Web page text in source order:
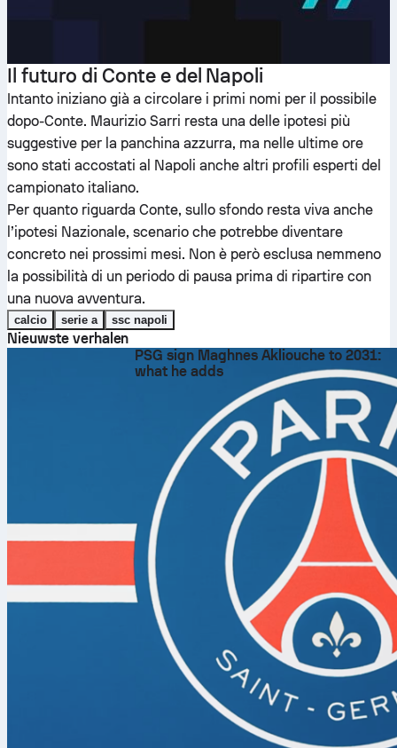
Il futuro di Conte e del Napoli
Intanto iniziano già a circolare i primi nomi per il possibile
dopo-Conte. Maurizio Sarri resta una delle ipotesi più
suggestive per la panchina azzurra, ma nelle ultime ore
sono stati accostati al Napoli anche altri profili esperti del
campionato italiano.
Per quanto riguarda Conte, sullo sfondo resta viva anche
l’ipotesi Nazionale, scenario che potrebbe diventare
concreto nei prossimi mesi. Non è però esclusa nemmeno
la possibilità di un periodo di pausa prima di ripartire con
una nuova avventura.
calcio serie a ssc napoli
Nieuwste verhalen
PSG sign Maghnes Akliouche to 2031:
what he adds